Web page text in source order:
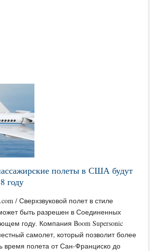
полеты в США будут
году
/ Сверхзвуковой полет в стиле
быть разрешен в Соединенных
году. Компания Boom Supersonic
самолет, который позволит более
время полета от Сан-Франциско до